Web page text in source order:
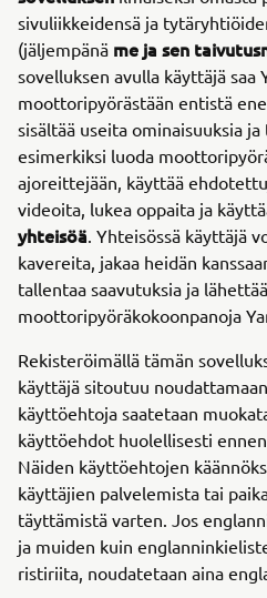
sivuliikkeidensä ja
(jäljempänä me ja sen
sovelluksen avulla käyttäjä saa
moottoripyörästään entistä
sisältää useita ominaisuuksia
esimerkiksi luoda
ajoreittejään, käyttää
videoita, lukea oppaita ja
yhteisöä. Yhteisössä käyttäjä
kavereita, jakaa heidän
tallentaa saavutuksia ja lähettää
moottoripyöräkokoonpanoja
Rekisteröimällä tämän
käyttäjä sitoutuu
käyttöehtoja saatetaan
käyttöehdot huolellisesti
Näiden käyttöehtojen
käyttäjien palvelemista tai
täyttämistä varten. Jos
ja muiden kuin
ristiriita, noudatetaan aina